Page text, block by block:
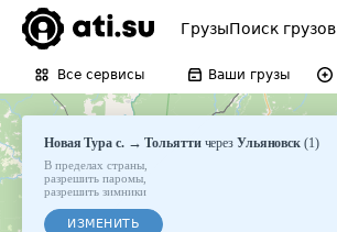
ГрузыПоиск грузов
Все сервисы Ваши грузы
Новая Тура с.→Тольятти через Ульяновск (1)
В пределах страны
разрешить паромы
разрешить зимники
ИЗМЕНИТЬ